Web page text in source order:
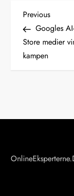
I
n
d
l
v
Previous
Post
Previous
Googles
Store medier
kampen